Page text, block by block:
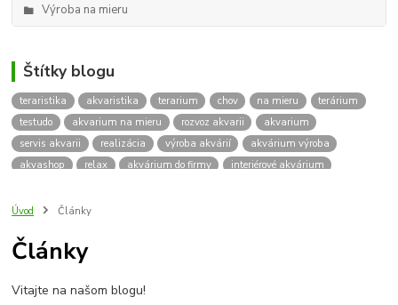
Výroba na mieru
Štítky blogu
teraristika akvaristika terarium chov na mieru
terárium
testudo
akvarium na mieru rozvoz akvarii
akvarium
servis akvarii
realizácia výroba akvárií
akvárium výroba
akvashop
relax akvárium do firmy
interiérové akvárium
insektárium
skrinka
podstavec
Testudo horsfieldii
Korytnačka stepná
Úvod Články
Články
Vitajte na našom blogu!